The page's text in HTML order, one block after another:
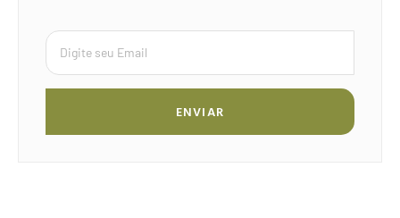
ENVIAR